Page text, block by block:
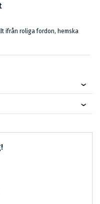
ifrån roliga fordon, hemska